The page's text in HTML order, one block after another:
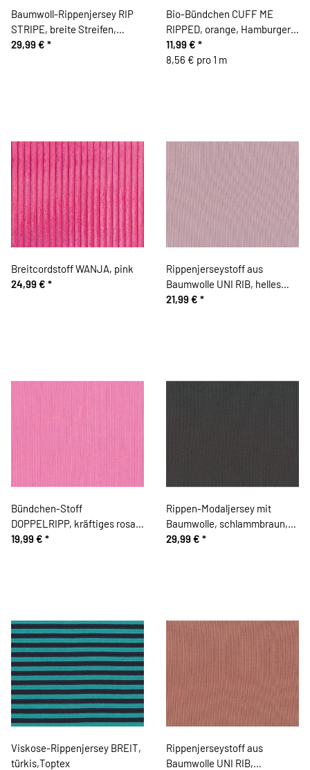
Baumwoll-Rippenjersey RIP
STRIPE, breite Streifen,
tannengrün, Hilco
29,99 € *
Bio-Bündchen CUFF ME
RIPPED, orange, Hamburger
Liebe
11,99 € *
8,56 € pro 1 m
Breitcordstoff WANJA, pink
24,99 € *
Rippenjerseystoff aus
Baumwolle UNI RIB, helles
altrosa
21,99 € *
Bündchen-Stoff
DOPPELRIPP, kräftiges rosa,
Hilco
19,99 € *
Rippen-Modaljersey mit
Baumwolle, schlammbraun,
Toptex
29,99 € *
Viskose-Rippenjersey BREIT,
türkis,Toptex
Rippenjerseystoff aus
Baumwolle UNI RIB,